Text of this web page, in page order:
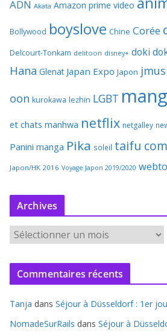
ADN Akata Amazon prime video
Bollywood boyslove Chine Corée
Delcourt-Tonkam delitoon disney+ doki
Hana Glenat Japan Expo Japon
oon kurokawa lezhin LGBT
et chats manhwa netflix netgalley
Panini manga Pika soleil taifu
Japon/HK 2016 Voyage Japon 2019/2020
Archives
c
v
e
Commentaires récents
Tanja dans Séjour à Düsseldorf : 1er
NomadeSurRails dans Séjour à